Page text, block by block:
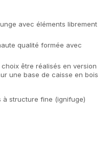
avec éléments librement
qualité formée avec
être réalisés en version
une base de caisse en bois
à structure fine (ignifuge)